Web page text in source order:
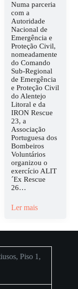
Numa parceria
com a
Autoridade
Nacional de
Emergência e
Proteção Civil,
nomeadamente
do Comando
Sub-Regional
de Emergência
e Proteção Civil
do Alentejo
Litoral e da
IRON Rescue
23, a
Associação
Portuguesa dos
Bombeiros
Voluntários
organizou o
exercício ALIT
´Ex Rescue
26…
Ler mais
Piso 1,